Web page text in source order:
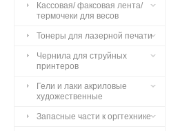
Кассовая/ факсовая лента/
термочеки для весов
Тонеры для лазерной печати
Чернила для струйных
принтеров
Гели и лаки акриловые
художественные
Запасные части к оргтехнике